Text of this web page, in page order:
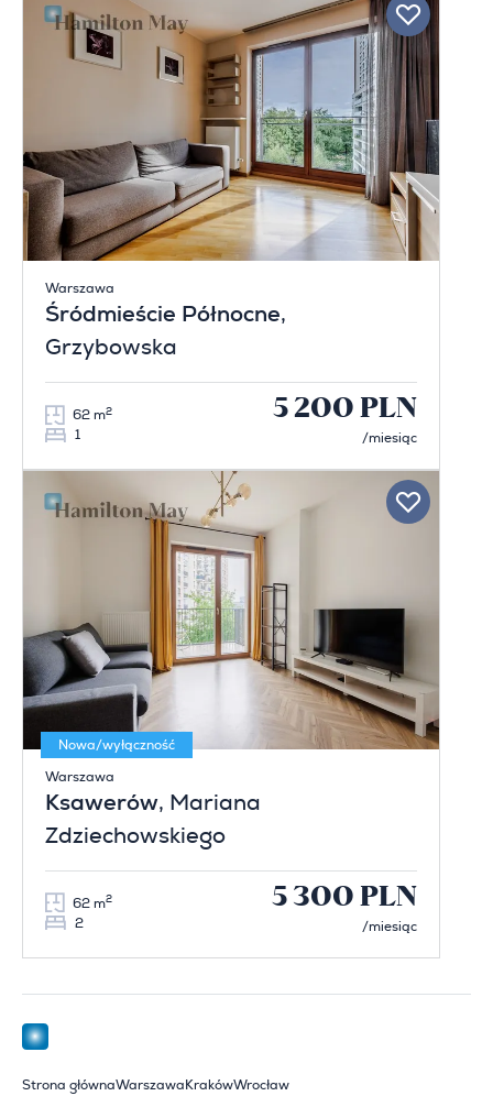
Warszawa
Śródmieście Północne,
Grzybowska
62 m2
1
5 200 PLN
/miesiąc
Nowa/wyłączność
Warszawa
Ksawerów, Mariana
Zdziechowskiego
62 m2
2
5 300 PLN
/miesiąc
Strona głównaWarszawa KrakówWrocław